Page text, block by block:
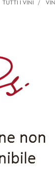
TUTTI I VINI